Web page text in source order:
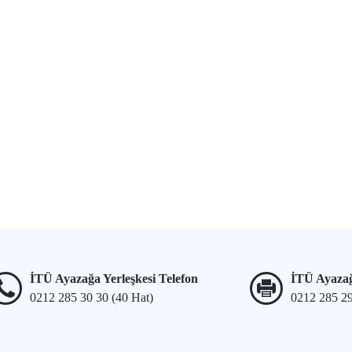
İTÜ Ayazağa Yerleşkesi Telefon
0212 285 30 30 (40 Hat)
İTÜ
0212 285